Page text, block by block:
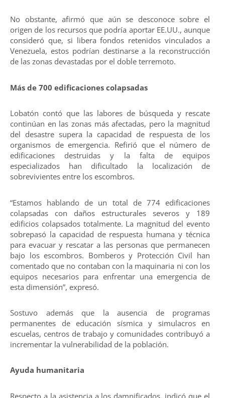
No obstante, afirmó que aún se desconoce sobre el
origen de los recursos que podría aportar EE.UU., aunque
consideró que, si libera fondos retenidos vinculados a
Venezuela, estos podrían destinarse a la reconstrucción
de las zonas devastadas por el doble terremoto.
Más de 700 edificaciones colapsadas
Lobatón contó que las labores de búsqueda y rescate
continúan en las zonas más afectadas, pero la magnitud
del desastre supera la capacidad de respuesta de los
organismos de emergencia. Refirió que el número de
edificaciones destruidas y la falta de equipos
especializados han dificultado la localización de
sobrevivientes entre los escombros.
“Estamos hablando de un total de 774 edificaciones
colapsadas con daños estructurales severos y 189
edificios colapsados totalmente. La magnitud del evento
sobrepasó la capacidad de respuesta humana y técnica
para evacuar y rescatar a las personas que permanecen
bajo los escombros. Bomberos y Protección Civil han
comentado que no contaban con la maquinaria ni con los
equipos necesarios para enfrentar una emergencia de
esta dimensión”, expresó.
Sostuvo además que la ausencia de programas
permanentes de educación sísmica y simulacros en
escuelas, centros de trabajo y comunidades contribuyó a
incrementar la vulnerabilidad de la población.
Ayuda humanitaria
Respecto a la asistencia a los damnificados, indicó que el